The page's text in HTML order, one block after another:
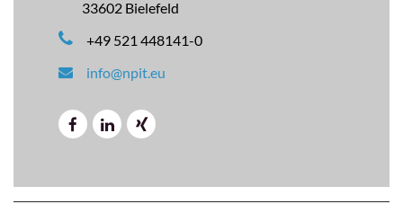
33602 Bielefeld
+49 521 448141-0
info@npit.eu